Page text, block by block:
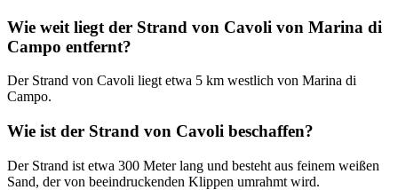
Wie weit liegt der Strand von Cavoli von Marina di
Campo entfernt?
Der Strand von Cavoli liegt etwa 5 km westlich von Marina di
Campo.
Wie ist der Strand von Cavoli beschaffen?
Der Strand ist etwa 300 Meter lang und besteht aus feinem weißen
Sand, der von beeindruckenden Klippen umrahmt wird.